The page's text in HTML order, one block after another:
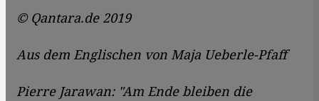
© Qantara.de 2019
Aus dem Englischen von Maja Ueberle-Pfaff
Pierre Jarawan: "Am Ende bleiben die